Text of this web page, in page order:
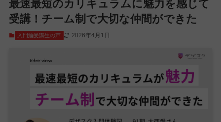
最速最短のカリキュラムに魅力を感じて
受講！チーム制で大切な仲間ができた
入門編受講生の声 2026年4月1日